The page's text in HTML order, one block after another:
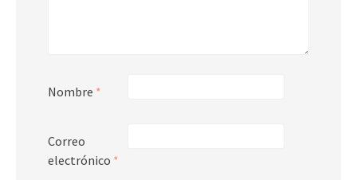
Nombre *
Correo
electrónico *